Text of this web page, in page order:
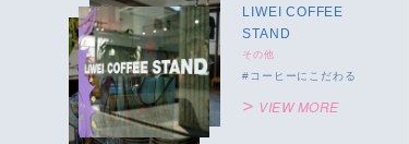
LIWEI COFFEE
STAND
その他
コーヒーにこだわる
VIEW MORE